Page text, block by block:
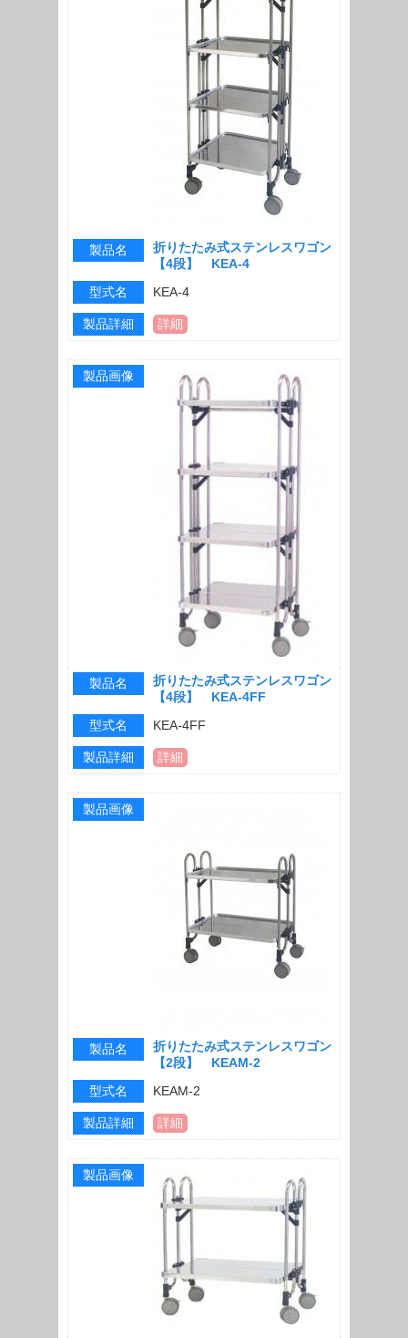
製品名
折りたたみ式ステンレスワゴン
【4段】 KEA-4
型式名
KEA-4
製品詳細 詳細
製品画像
製品名
折りたたみ式ステンレスワゴン
【4段】 KEA-4FF
型式名
KEA-4FF
製品詳細 詳細
製品画像
製品名
折りたたみ式ステンレスワゴン
【2段】 KEAM-2
型式名
KEAM-2
製品詳細 詳細
製品画像